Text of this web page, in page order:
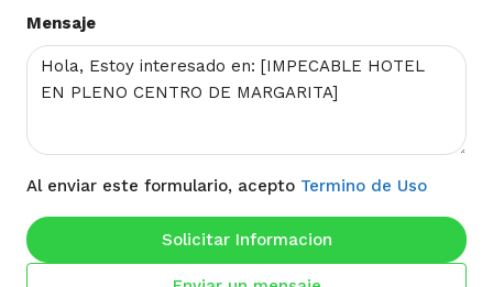
Mensaje
Al enviar este formulario, acepto Termino de Uso
Solicitar Informacion